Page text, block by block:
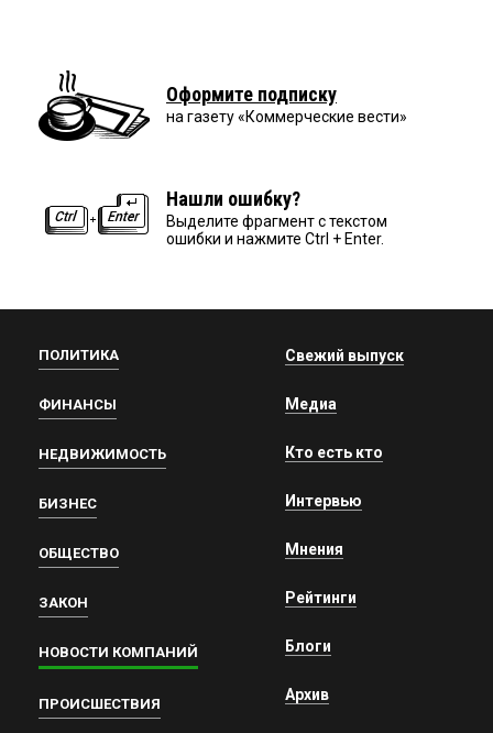
Оформите подписку
на газету «Коммерческие вести»
Нашли ошибку?
Выделите фрагмент с текстом
ошибки и нажмите Ctrl + Enter.
ПОЛИТИКА
ФИНАНСЫ
НЕДВИЖИМОСТЬ
БИЗНЕС
ОБЩЕСТВО
ЗАКОН
НОВОСТИ КОМПАНИЙ
ПРОИСШЕСТВИЯ
Свежий выпуск
Медиа
Кто есть кто
Интервью
Мнения
Рейтинги
Блоги
Архив